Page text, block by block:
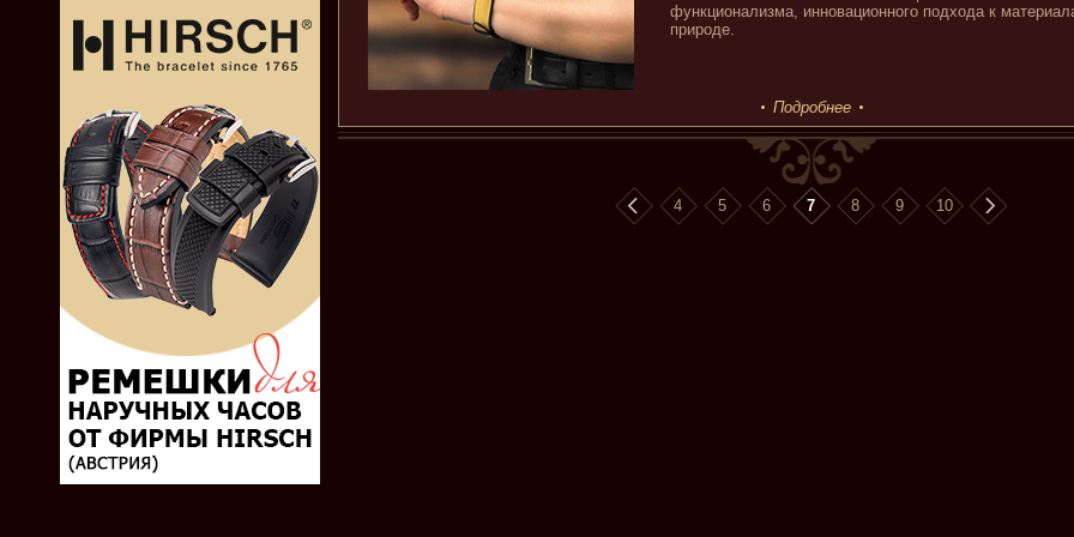
функционализма, инновационного подхода к
природе.
Подробнее
4 5 6 7 8 9 10